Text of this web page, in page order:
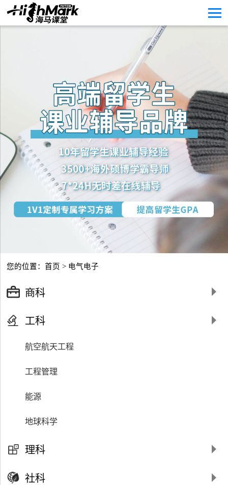
您的位置：首页 > 电气电子
商科
工科
航空航天工程
工程管理
能源
地球科学
交通运输
材料工程
理科
社科